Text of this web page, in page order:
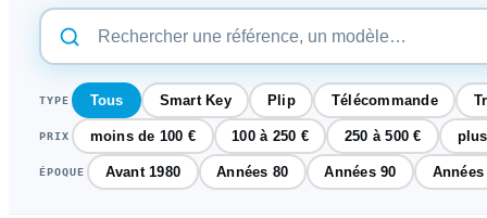
TYPE Tous Smart Key Plip Télécommande
PRIX moins de 100 € 100 à 250 € 250 à 500 €
ÉPOQUE Avant 1980 Années 80 Années 90 Années